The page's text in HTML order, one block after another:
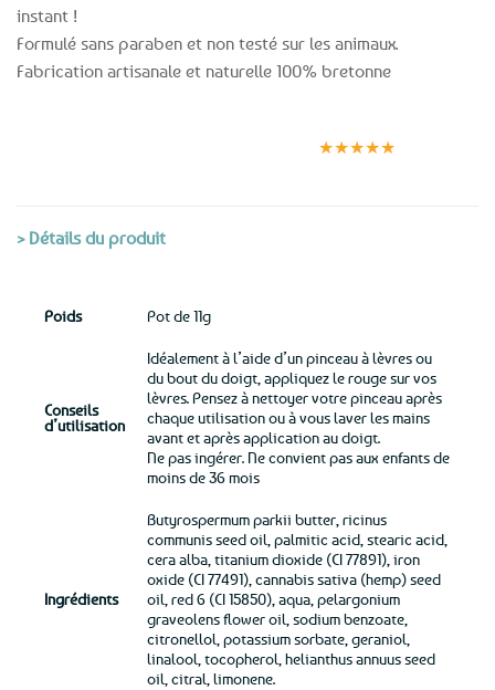
instant !
Formulé sans paraben et non testé sur les animaux.
Fabrication artisanale et naturelle 100% bretonne
★★★★★
> Détails du produit
Poids Pot de 11g
Conseils
d’utilisation
Idéalement à l’aide d’un pinceau à lèvres ou
du bout du doigt, appliquez le rouge sur vos
lèvres. Pensez à nettoyer votre pinceau après
chaque utilisation ou à vous laver les mains
avant et après application au doigt.
Ne pas ingérer. Ne convient pas aux enfants de
moins de 36 mois
Ingrédients
Butyrospermum parkii butter, ricinus
communis seed oil, palmitic acid, stearic acid,
cera alba, titanium dioxide (CI 77891), iron
oxide (CI 77491), cannabis sativa (hemp) seed
oil, red 6 (CI 15850), aqua, pelargonium
graveolens flower oil, sodium benzoate,
citronellol, potassium sorbate, geraniol,
linalool, tocopherol, helianthus annuus seed
oil, citral, limonene.